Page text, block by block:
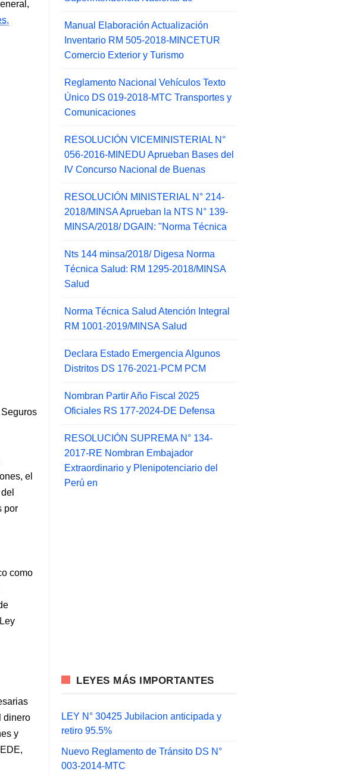
el
por
como
dinero
y
Manual Elaboración Actualización
Inventario RM 505-2018-MINCETUR
Comercio Exterior y Turismo
Reglamento Nacional Vehículos Texto
Único DS 019-2018-MTC Transportes y
Comunicaciones
RESOLUCIÓN VICEMINISTERIAL N°
056-2016-MINEDU Aprueban Bases del
IV Concurso Nacional de Buenas
RESOLUCIÓN MINISTERIAL N° 214-
2018/MINSA Aprueban la NTS N° 139-
MINSA/2018/ DGAIN: "Norma Técnica
Nts 144 minsa/2018/ Digesa Norma
Técnica Salud: RM 1295-2018/MINSA
Salud
Norma Técnica Salud Atención Integral
RM 1001-2019/MINSA Salud
Declara Estado Emergencia Algunos
Distritos DS 176-2021-PCM PCM
Nombran Partir Año Fiscal 2025
Oficiales RS 177-2024-DE Defensa
RESOLUCIÓN SUPREMA N° 134-
2017-RE Nombran Embajador
Extraordinario y Plenipotenciario del
Perú en
LEYES MÁS IMPORTANTES
LEY N° 30425 Jubilacion anticipada y
retiro 95.5%
Nuevo Reglamento de Tránsito DS N°
003-2014-MTC